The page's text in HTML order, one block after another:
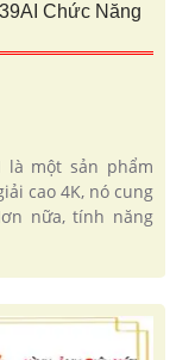
Chức Năng
là một sản phẩm
cao 4K, nó cung
nữa, tính năng